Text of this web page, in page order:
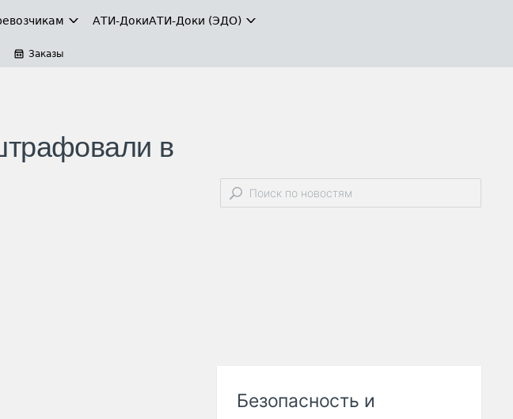
АТИ-ДокиАТИ-Доки (ЭДО)
Заказы
в
Безопасность и